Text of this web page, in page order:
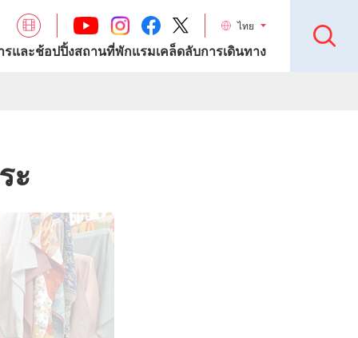
ไทย
รและช้อปปิ้งสถานที่พักแรมเคล็ดลับการเดินทาง
ะ